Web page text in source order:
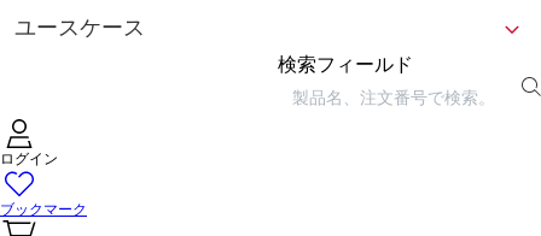
ユースケース
検索フィールド
ログイン
ブックマーク